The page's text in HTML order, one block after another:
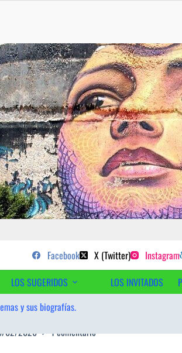
de medio pelo y poetas sugeridos
Facebook X (Twitter) Instagram
LOS SUGERIDOS LOS INVITADOS
y sus biografías.
02/2026 1 comentario